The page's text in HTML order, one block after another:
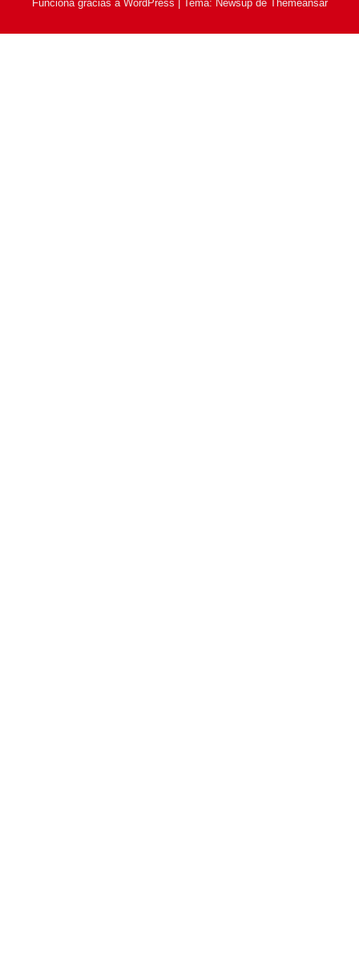
Funciona gracias a WordPress Tema: Newsup de Themeansar